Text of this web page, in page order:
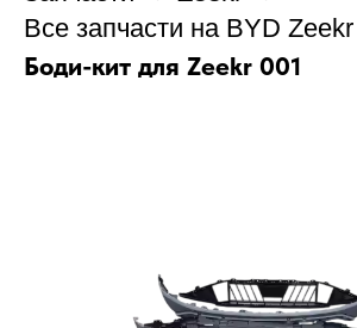
Все запчасти на BYD
Боди-кит для Zeekr 001